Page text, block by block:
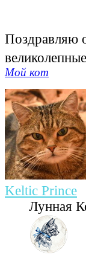
Поздравляю
Мой кот
Keltic Prince
Лунная